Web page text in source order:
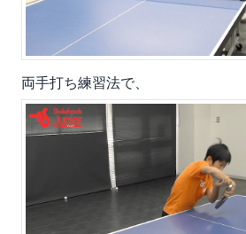
両手打ち練習法で、